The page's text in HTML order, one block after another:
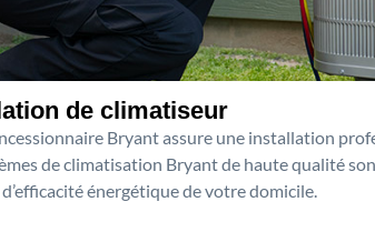
de climatiseur
Bryant assure une installation
de climatisation Bryant de haute qualité
énergétique de votre domicile.